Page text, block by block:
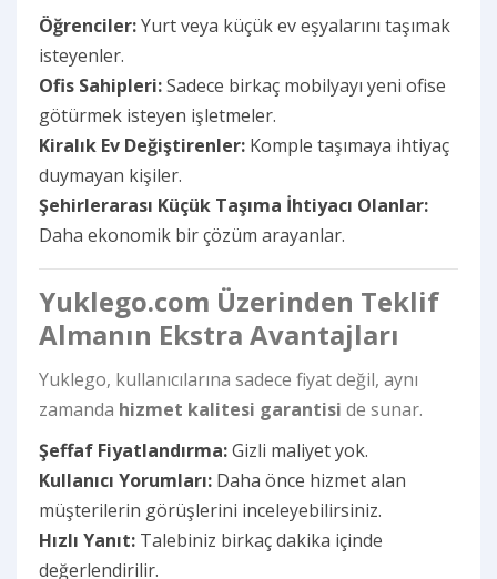
Öğrenciler:Yurt veya küçük ev eşyalarını taşımak
isteyenler.
Ofis Sahipleri:Sadece birkaç mobilyayı yeni ofise
götürmek isteyen işletmeler.
Kiralık Ev Değiştirenler: Komple taşımaya ihtiyaç
duymayan kişiler.
Şehirlerarası Küçük Taşıma İhtiyacı Olanlar:
Daha ekonomik bir çözüm arayanlar.
Yuklego.com Üzerinden Teklif
Almanın Ekstra Avantajları
Yuklego, kullanıcılarına sadece fiyat değil, aynı
zamanda hizmet kalitesi garantisi de sunar.
Şeffaf Fiyatlandırma:Gizli maliyet yok.
Kullanıcı Yorumları: Daha önce hizmet alan
müşterilerin görüşlerini inceleyebilirsiniz.
Hızlı Yanıt: Talebiniz birkaç dakika içinde
değerlendirilir.